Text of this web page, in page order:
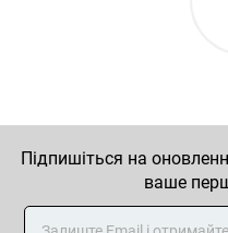
Підпишіться на
ваше